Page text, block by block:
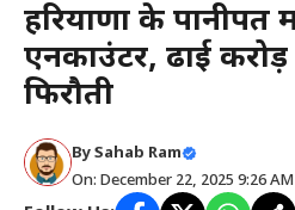
हरियाणा के पानीपत
एनकाउंटर, ढाई करोड़
फिरौती
By Sahab Ram
On: December 22, 2025 9:26 AM